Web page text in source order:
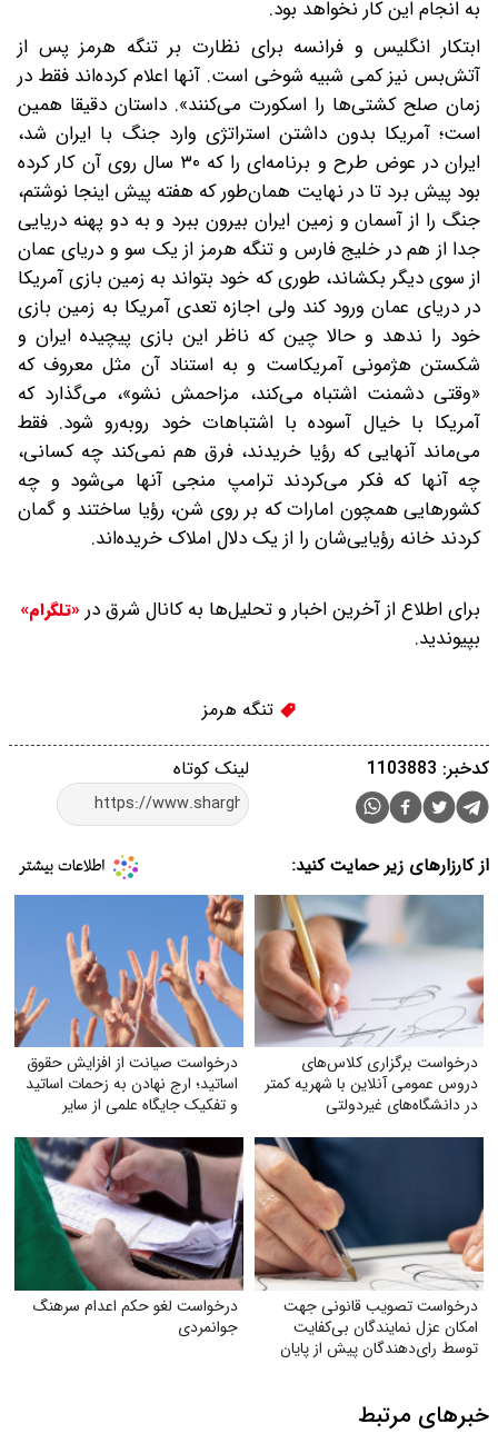
به انجام این کار نخواهد بود.
ابتکار انگلیس و فرانسه برای نظارت بر تنگه هرمز پس از
آتش‌بس نیز کمی شبیه شوخی است. آنها اعلام کرده‌اند فقط در
زمان صلح کشتی‌ها را اسکورت می‌کنند». داستان دقیقا همین
است؛ آمریکا بدون داشتن استراتژی وارد جنگ با ایران شد،
ایران در عوض طرح و برنامه‌ای را که ۳۰ سال روی آن کار کرده
بود‌ پیش برد تا در نهایت‌ همان‌طور که هفته پیش اینجا نوشتم،
جنگ را از آسمان و زمین ایران بیرون ببرد و به دو پهنه دریایی
جدا از هم در خلیج فارس و تنگه هرمز از یک‌ سو و دریای عمان
از سوی دیگر بکشاند، طوری که خود بتواند به زمین بازی آمریکا
در دریای عمان ورود کند‌ ولی اجازه تعدی آمریکا به زمین بازی
خود را ندهد و حالا چین که ناظر این بازی پیچیده ایران و
شکستن هژمونی آمریکاست و به استناد آن مثل معروف که
«وقتی دشمنت اشتباه می‌کند، مزاحمش نشو»، می‌گذارد که
آمریکا با خیال آسوده با اشتباهات خود روبه‌رو شود. فقط
می‌ماند آنهایی که رؤیا خریدند، فرق هم نمی‌کند چه کسانی،
چه آنها که فکر می‌کردند ترامپ منجی آنها می‌شود و چه
کشورهایی همچون امارات که بر روی شن، رؤیا ساختند و گمان
کردند ‌خانه رؤیایی‌شان را از یک دلال املاک خریده‌اند.
برای اطلاع از آخرین اخبار و تحلیل‌ها به کانال شرق در «تلگرام»
بپیوندید.
تنگه هرمز
لینک کوتاه کدخبر: 1103883
از کارزارهای زیر حمایت کنید:
درخواست برگزاری کلاس‌های
دروس عمومی آنلاین با شهریه کمتر
در دانشگاه‌های غیردولتی
درخواست صیانت از افزایش حقوق
اساتید؛ ارج نهادن به زحمات اساتید
و تفکیک جایگاه علمی از سایر
درخواست تصویب قانونی جهت
امکان عزل نمایندگان بی‌کفایت
توسط رای‌دهندگان پیش از پایان
درخواست لغو حکم اعدام سرهنگ
جوانمردی
خبرهای مرتبط